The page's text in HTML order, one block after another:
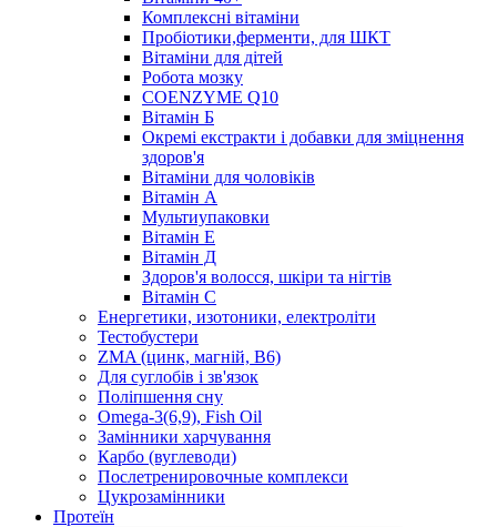
Комплексні вітаміни
Пробіотики,ферменти, для ШКТ
Вітаміни для дітей
Робота мозку
COENZYME Q10
Вітамін Б
Окремі екстракти і добавки для зміцнення
здоров'я
Вітаміни для чоловіків
Вітамін А
Мультиупаковки
Вітамін Е
Вітамін Д
Здоров'я волосся, шкіри та нігтів
Вітамін С
Енергетики, изотоники, електроліти
Тестобустери
ZMA (цинк, магній, В6)
Для суглобів і зв'язок
Поліпшення сну
Omega-3(6,9), Fish Oil
Замінники харчування
Карбо (вуглеводи)
Послетренировочные комплекси
Цукрозамінники
Протеїн